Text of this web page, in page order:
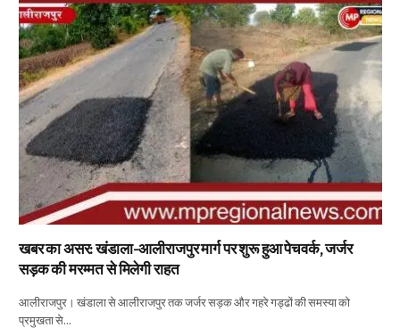
खबर का असर: खंडाला-आलीराजपुर मार्ग पर शुरू हुआ पेचवर्क, जर्जर
सड़क की मरम्मत से मिलेगी राहत
आलीराजपुर। खंडाला से आलीराजपुर तक जर्जर सड़क और गहरे गड्ढों की समस्या को
प्रमुखता से…